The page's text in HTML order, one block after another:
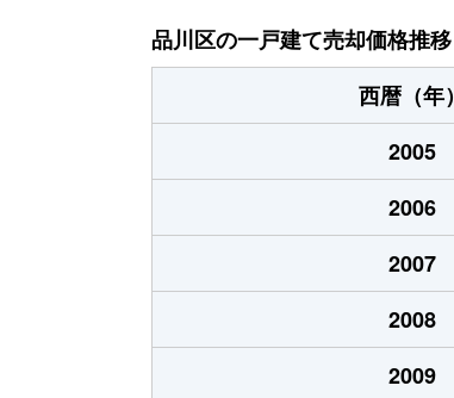
大井
8,400万円
大井
17,000万円
大井
7,800万円
大井
1,600万円
大井
36,000万円
大井
11,000万円
品川区の一戸建て売却価格推移
西暦（年）
2005
2006
2007
2008
2009